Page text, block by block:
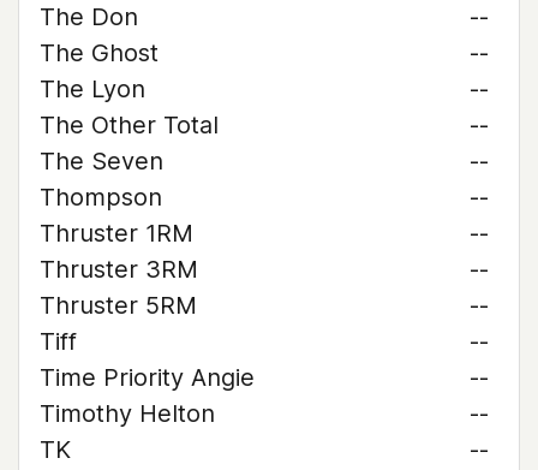
The Don
--
The Ghost
--
The Lyon
--
The Other Total
--
The Seven
--
Thompson
--
Thruster 1RM
--
Thruster 3RM
--
Thruster 5RM
--
Tiff
--
Time Priority Angie
--
Timothy Helton
--
TK
--